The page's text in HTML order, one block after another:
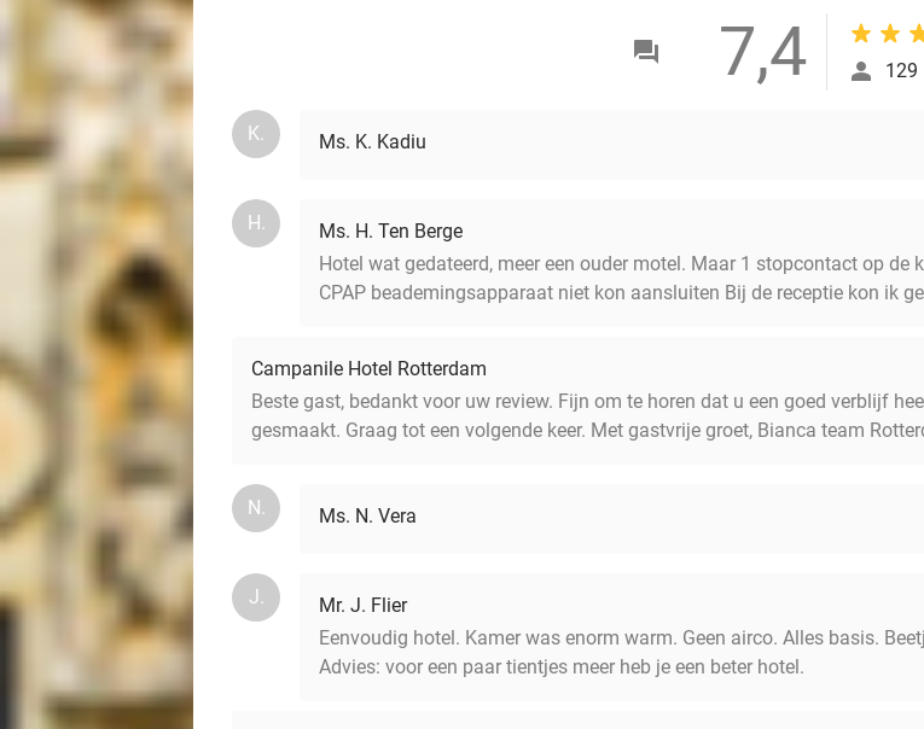
7,4 129
K. Ms. K. Kadiu
H.
Ms. H. Ten Berge
Hotel wat gedateerd, meer een ouder motel. Maar 1 stopcontact op
CPAP beademingsapparaat niet kon aansluiten Bij de receptie kon ik
Campanile Hotel Rotterdam
Beste gast, bedankt voor uw review. Fijn om te horen dat u een goed verblijf
gesmaakt. Graag tot een volgende keer. Met gastvrije groet, Bianca team
N. Ms. N. Vera
J.
Mr. J. Flier
Eenvoudig hotel. Kamer was enorm warm. Geen airco. Alles basis.
Advies: voor een paar tientjes meer heb je een beter hotel.